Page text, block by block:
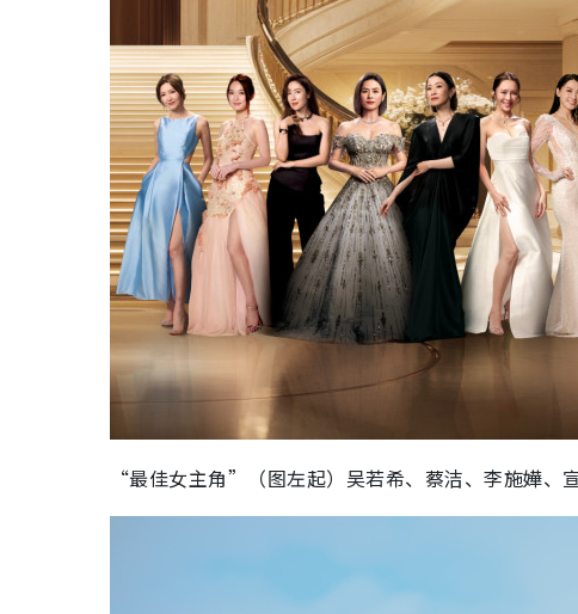
“最佳女主角”（图左起）吴若希、蔡洁、李施嬅、